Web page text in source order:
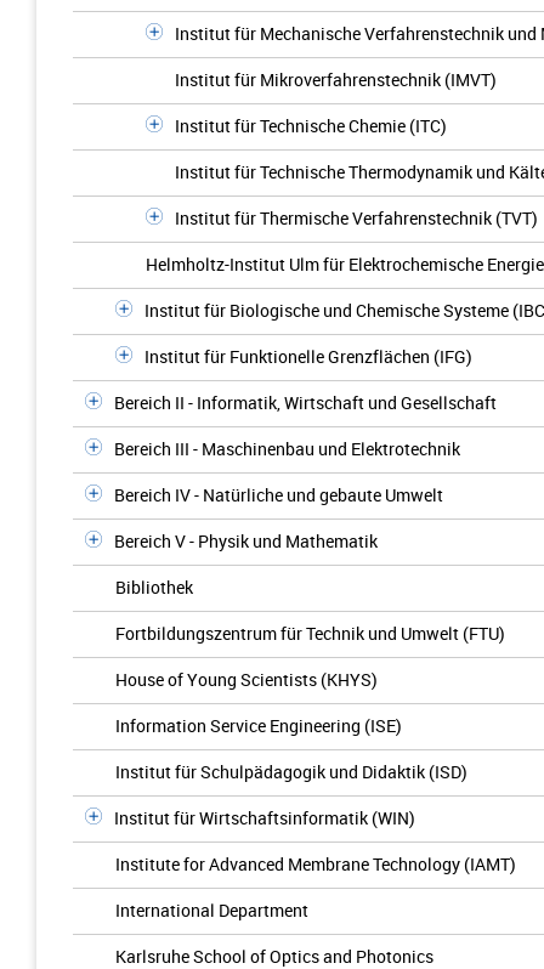
Institut für Mechanische Verfahrenstechnik und
Institut für Mikroverfahrenstechnik (IMVT)
Institut für Technische Chemie (ITC)
Institut für Technische Thermodynamik und
Institut für Thermische Verfahrenstechnik (TVT)
Helmholtz-Institut Ulm für Elektrochemische
Institut für Biologische und Chemische Systeme
Institut für Funktionelle Grenzflächen (IFG)
Bereich II - Informatik, Wirtschaft und Gesellschaft
Bereich III - Maschinenbau und Elektrotechnik
Bereich IV - Natürliche und gebaute Umwelt
Bereich V - Physik und Mathematik
Bibliothek
Fortbildungszentrum für Technik und Umwelt (FTU)
House of Young Scientists (KHYS)
Information Service Engineering (ISE)
Institut für Schulpädagogik und Didaktik (ISD)
Institut für Wirtschaftsinformatik (WIN)
Institute for Advanced Membrane Technology (IAMT)
International Department
Karlsruhe School of Optics and Photonics